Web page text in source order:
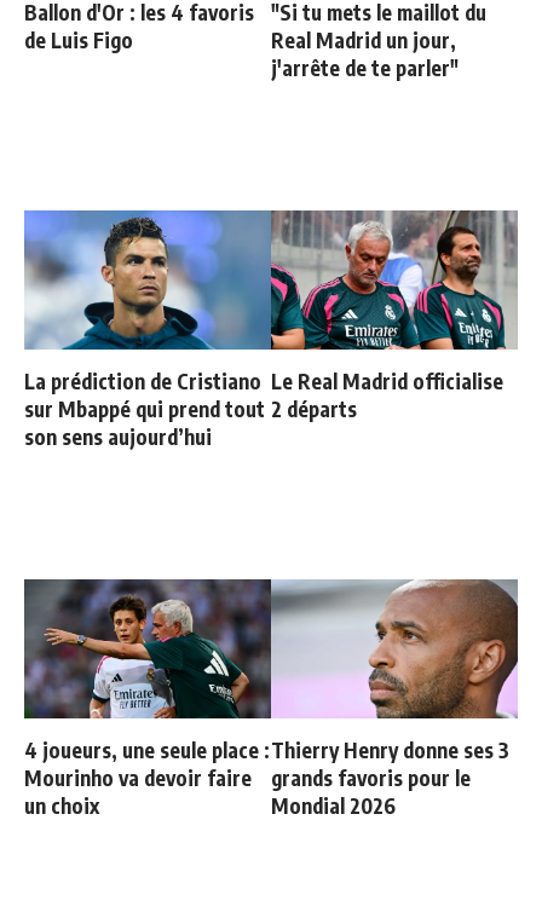
Ballon d'Or : les 4 favoris
de Luis Figo
"Si tu mets le maillot du
Real Madrid un jour,
j'arrête de te parler"
La prédiction de Cristiano
sur Mbappé qui prend tout
son sens aujourd’hui
Le Real Madrid officialise
2 départs
4 joueurs, une seule place :
Mourinho va devoir faire
un choix
Thierry Henry donne ses 3
grands favoris pour le
Mondial 2026